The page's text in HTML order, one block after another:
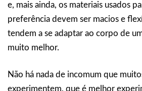
e, mais ainda, os materiais usados
preferência devem ser macios e
tendem a se adaptar ao corpo de
muito melhor.
Não há nada de incomum que
experimentem, que é melhor